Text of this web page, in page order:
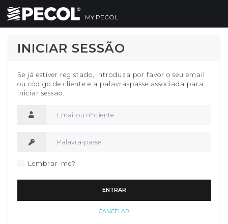
MY PECOL
INICIAR SESSÃO
Se já estiver registado, introduza por favor o seu email
ou código de cliente e a palavra-passe associada para
iniciar sessão.
Lembrar-me?
ENTRAR
CANCELAR